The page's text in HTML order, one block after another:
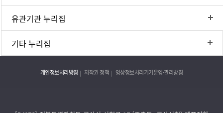
유관기관 누리집
기타 누리집
개인정보처리방침 저작권 정책 영상정보처리기기운영·관리방침